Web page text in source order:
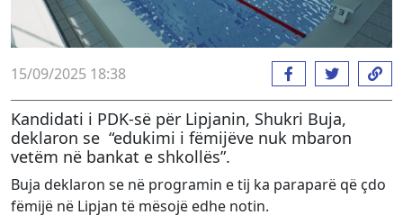
15/09/2025 18:38
Kandidati i PDK-së për Lipjanin, Shukri Buja,
deklaron se “edukimi i fëmijëve nuk mbaron
vetëm në bankat e shkollës”.
Buja deklaron se në programin e tij ka paraparë që çdo
fëmijë në Lipjan të mësojë edhe notin.